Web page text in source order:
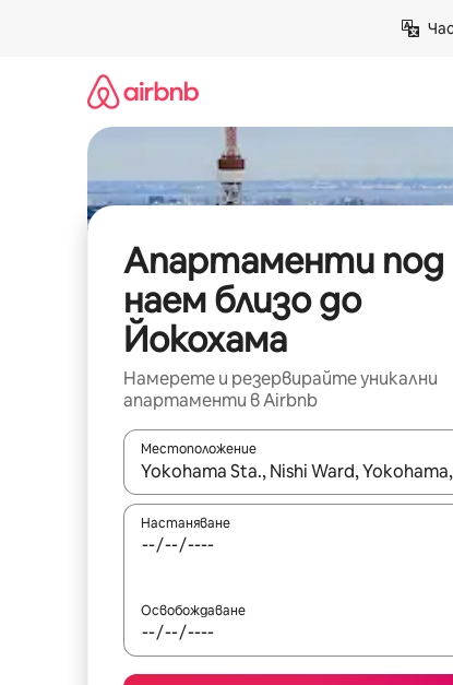
Апартаменти под
наем близо до
Йокохама
Намерете и резервирайте уникални
апартаменти в Airbnb
Местоположение
Когато резултатите се покажат,
Настаняване
Освобождаване